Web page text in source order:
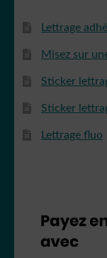
Lettrage
Misez sur
Sticker
Sticker
Lettrage fluo